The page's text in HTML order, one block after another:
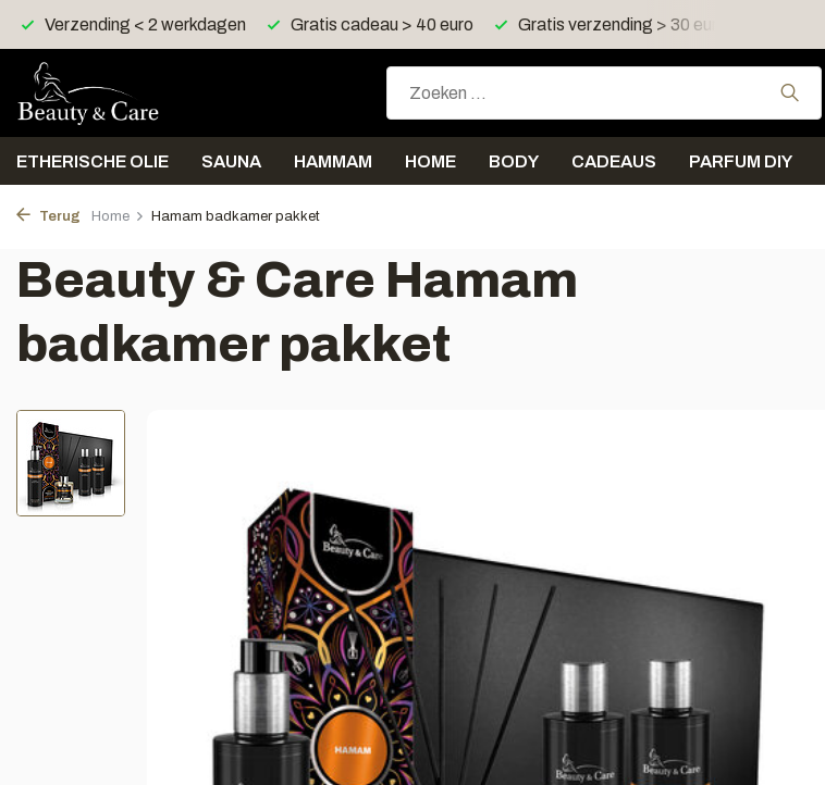
Verzending < 2 werkdagen Gratis cadeau > 40 euro Gratis verzending > 30 euro in NL en BE
ETHERISCHE OLIE SAUNA HAMMAM HOME BODY CADEAUS PARFUM DIY
Terug Home Hamam badkamer pakket
Beauty & Care Hamam
badkamer pakket